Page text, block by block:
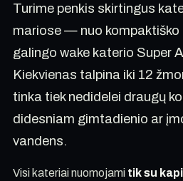
Turime penkis skirtingus
mariose — nuo kompaktiško
galingo wake katerio Super
Kiekvienas talpina iki 12
tinka tiek nedidelei draugų
didesniam gimtadienio ar
vandens.
Visi kateriai nuomojami tik su